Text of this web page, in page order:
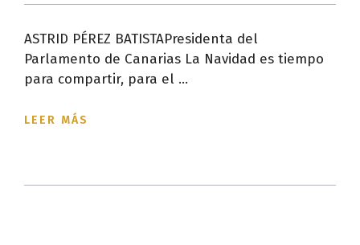
ASTRID PÉREZ BATISTAPresidenta del
Parlamento de Canarias La Navidad es tiempo
para compartir, para el ...
LEER MÁS